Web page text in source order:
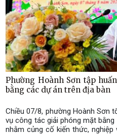
Phường Hoành Sơn tập
bằng các dự án trên địa bàn
Chiều 07/8, phường Hoành Sơn
vụ công tác giải phóng mặt
nhằm củng cố kiến thức, nghiệp